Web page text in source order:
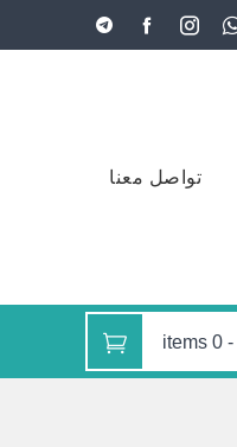
تواصل معنا
-
0 items